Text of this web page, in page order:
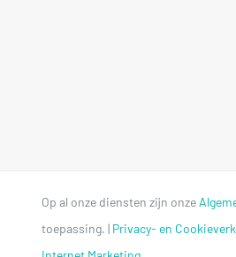
Op al onze diensten zijn onze
toepassing. | Privacy- en